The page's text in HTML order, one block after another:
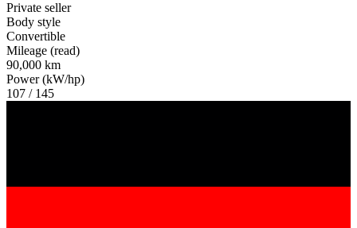
Private seller
Body style
Convertible
Mileage (read)
90,000 km
Power (kW/hp)
107 / 145